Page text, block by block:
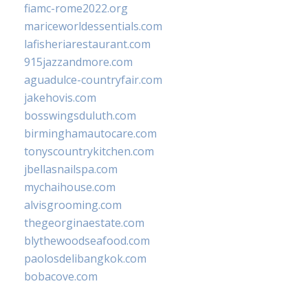
fiamc-rome2022.org
mariceworldessentials.com
lafisheriarestaurant.com
915jazzandmore.com
aguadulce-countryfair.com
jakehovis.com
bosswingsduluth.com
birminghamautocare.com
tonyscountrykitchen.com
jbellasnailspa.com
mychaihouse.com
alvisgrooming.com
thegeorginaestate.com
blythewoodseafood.com
paolosdelibangkok.com
bobacove.com